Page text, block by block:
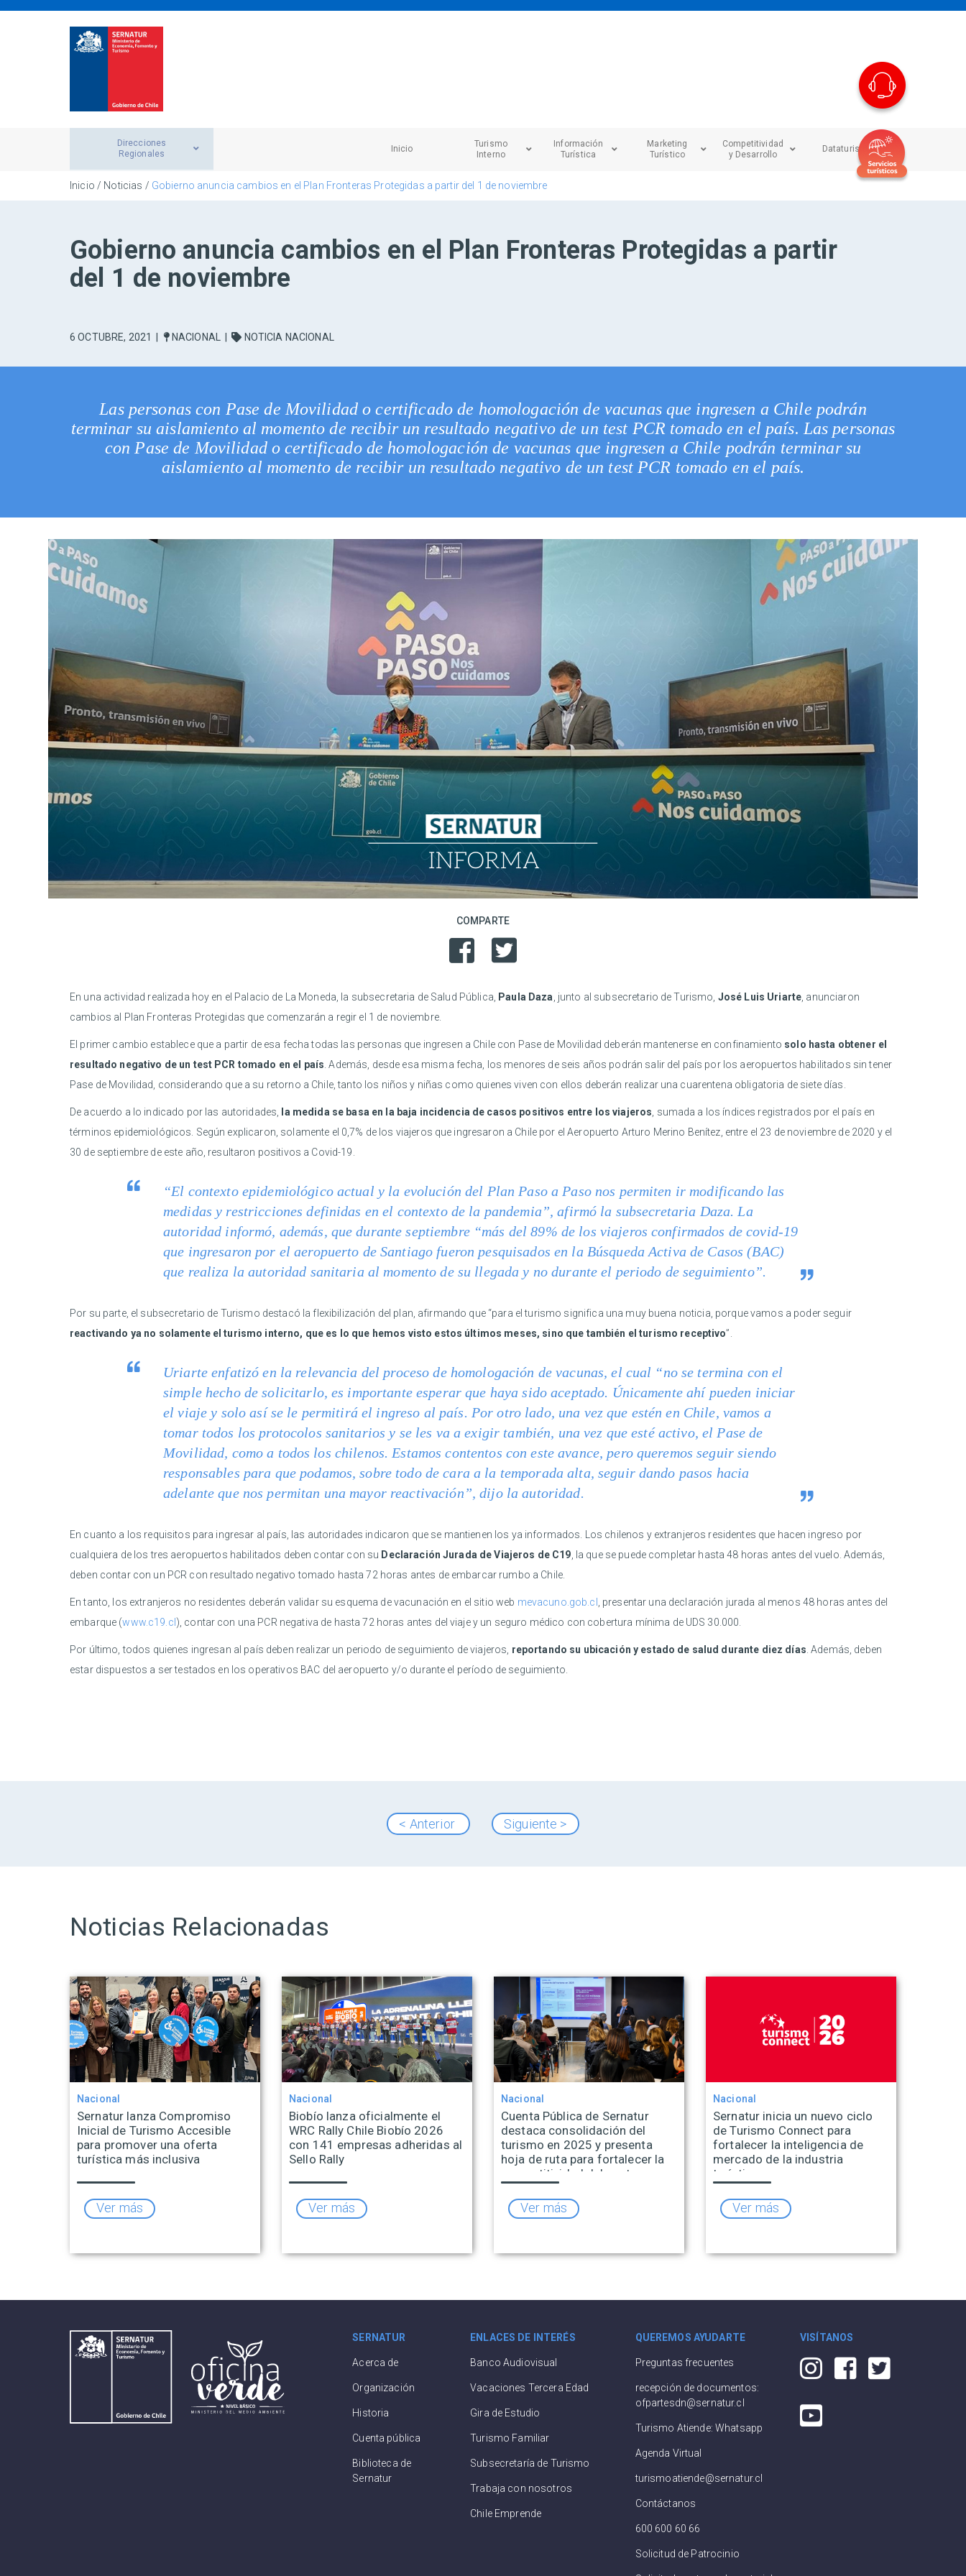
Direcciones
Regionales
Inicio
Turismo
Interno
Información
Turística
Marketing
Turístico
Competitividad
y Desarrollo
Dataturismo
Inicio / Noticias / Gobierno anuncia cambios en el Plan Fronteras Protegidas a partir del 1 de noviembre
Gobierno anuncia cambios en el Plan Fronteras Protegidas a partir
del 1 de noviembre
6 OCTUBRE, 2021 NACIONAL NOTICIA NACIONAL
Las personas con Pase de Movilidad o certificado de homologación de vacunas que ingresen a Chile podrán
terminar su aislamiento al momento de recibir un resultado negativo de un test PCR tomado en el país. Las personas
con Pase de Movilidad o certificado de homologación de vacunas que ingresen a Chile podrán terminar su
aislamiento al momento de recibir un resultado negativo de un test PCR tomado en el país.
COMPARTE
En una actividad realizada hoy en el Palacio de La Moneda, la subsecretaria de Salud Pública, Paula Daza , junto al subsecretario de Turismo, José Luis Uriarte , anunciaron
cambios al Plan Fronteras Protegidas que comenzarán a regir el 1 de noviembre.
El primer cambio establece que a partir de esa fecha todas las personas que ingresen a Chile con Pase de Movilidad deberán mantenerse en confinamiento solo hasta obtener el
resultado negativo de un test PCR tomado en el país . Además, desde esa misma fecha, los menores de seis años podrán salir del país por los aeropuertos habilitados sin tener
Pase de Movilidad, considerando que a su retorno a Chile, tanto los niños y niñas como quienes viven con ellos deberán realizar una cuarentena obligatoria de siete días.
De acuerdo a lo indicado por las autoridades, la medida se basa en la baja incidencia de casos positivos entre los viajeros , sumada a los índices registrados por el país en
términos epidemiológicos. Según explicaron, solamente el 0,7% de los viajeros que ingresaron a Chile por el Aeropuerto Arturo Merino Benítez, entre el 23 de noviembre de 2020 y el
30 de septiembre de este año, resultaron positivos a Covid-19.
“El contexto epidemiológico actual y la evolución del Plan Paso a Paso nos permiten ir modificando las
medidas y restricciones definidas en el contexto de la pandemia”, afirmó la subsecretaria Daza. La
autoridad informó, además, que durante septiembre “más del 89% de los viajeros confirmados de covid-19
que ingresaron por el aeropuerto de Santiago fueron pesquisados en la Búsqueda Activa de Casos (BAC)
que realiza la autoridad sanitaria al momento de su llegada y no durante el periodo de seguimiento”.
Por su parte, el subsecretario de Turismo destacó la flexibilización del plan, afirmando que “para el turismo significa una muy buena noticia, porque vamos a poder seguir
reactivando ya no solamente el turismo interno, que es lo que hemos visto estos últimos meses, sino que también el turismo receptivo”.
Uriarte enfatizó en la relevancia del proceso de homologación de vacunas, el cual “no se termina con el
simple hecho de solicitarlo, es importante esperar que haya sido aceptado. Únicamente ahí pueden iniciar
el viaje y solo así se le permitirá el ingreso al país. Por otro lado, una vez que estén en Chile, vamos a
tomar todos los protocolos sanitarios y se les va a exigir también, una vez que esté activo, el Pase de
Movilidad, como a todos los chilenos. Estamos contentos con este avance, pero queremos seguir siendo
responsables para que podamos, sobre todo de cara a la temporada alta, seguir dando pasos hacia
adelante que nos permitan una mayor reactivación”, dijo la autoridad.
En cuanto a los requisitos para ingresar al país, las autoridades indicaron que se mantienen los ya informados. Los chilenos y extranjeros residentes que hacen ingreso por
cualquiera de los tres aeropuertos habilitados deben contar con su Declaración Jurada de Viajeros de C19 , la que se puede completar hasta 48 horas antes del vuelo. Además,
deben contar con un PCR con resultado negativo tomado hasta 72 horas antes de embarcar rumbo a Chile.
En tanto, los extranjeros no residentes deberán validar su esquema de vacunación en el sitio web mevacuno.gob.cl
, presentar una declaración jurada al menos 48 horas antes del
embarque (www.c19.cl ), contar con una PCR negativa de hasta 72 horas antes del viaje y un seguro médico con cobertura mínima de UDS 30.000.
Por último, todos quienes ingresan al país deben realizar un periodo de seguimiento de viajeros, reportando su ubicación y estado de salud durante diez días . Además, deben
estar dispuestos a ser testados en los operativos BAC del aeropuerto y/o durante el período de seguimiento.
< Anterior Siguiente >
Noticias Relacionadas
Nacional
Sernatur lanza Compromiso
Inicial de Turismo Accesible
para promover una oferta
turística más inclusiva
Ver más
Nacional
Biobío lanza oficialmente el
WRC Rally Chile Biobío 2026
con 141 empresas adheridas al
Sello Rally
Ver más
Nacional
Cuenta Pública de Sernatur
destaca consolidación del
turismo en 2025 y presenta
hoja de ruta para fortalecer la
competitividad del sector
Ver más
Nacional
Sernatur inicia un nuevo ciclo
de Turismo Connect para
fortalecer la inteligencia de
mercado de la industria
turística
Ver más
SERNATUR
Acerca de
Organización
Historia
Cuenta pública
Biblioteca de
Sernatur
ENLACES DE INTERÉS
Banco Audiovisual
Vacaciones Tercera Edad
Gira de Estudio
Turismo Familiar
Subsecretaría de Turismo
Trabaja con nosotros
Chile Emprende
QUEREMOS AYUDARTE
Preguntas frecuentes
recepción de documentos:
ofpartesdn@sernatur.cl
Turismo Atiende: Whatsapp
Agenda Virtual
turismoatiende@sernatur.cl
Contáctanos
600 600 60 66
Solicitud de Patrocinio
VISÍTANOS